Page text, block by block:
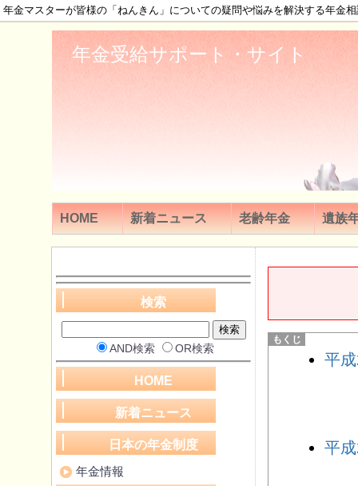
年金マスターが皆様の「ねんきん」についての疑問や悩みを解決する年金
年金受給サポート・サイト
HOME 新着ニュース 老齢年金 遺族
平
平
検索
AND検索 OR検索
HOME
新着ニュース
日本の年金制度
年金情報